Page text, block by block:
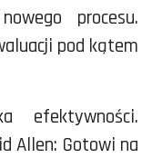
procesu.
pod kątem
efektywności.
Allen: Gotowi na